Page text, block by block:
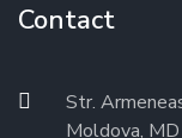
Contact
Str.
Moldova,